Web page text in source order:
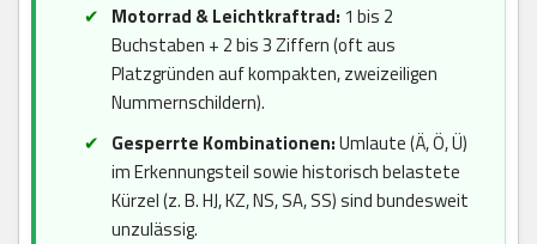
Motorrad & Leichtkraftrad: 1 bis 2
Buchstaben + 2 bis 3 Ziffern (oft aus
Platzgründen auf kompakten, zweizeiligen
Nummernschildern).
Gesperrte Kombinationen:Umlaute (Ä, Ö, Ü)
im Erkennungsteil sowie historisch belastete
Kürzel (z. B. HJ, KZ, NS, SA, SS) sind bundesweit
unzulässig.